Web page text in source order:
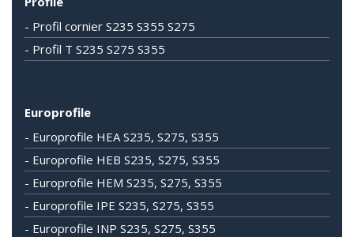
- Profil cornier S235 S355 S275
- Profil T S235 S275 S355
Europrofile
- Europrofile HEA S235, S275, S355
- Europrofile HEB S235, S275, S355
- Europrofile HEM S235, S275, S355
- Europrofile IPE S235, S275, S355
- Europrofile INP S235, S275, S355